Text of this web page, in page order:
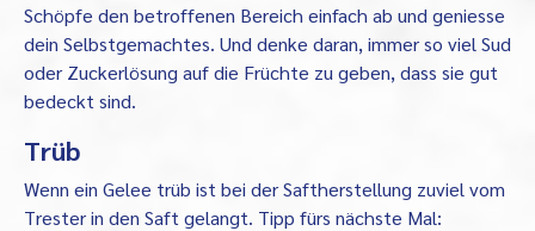
Schöpfe den betroffenen Bereich einfach ab und geniesse
dein Selbstgemachtes. Und denke daran, immer so viel Sud
oder Zuckerlösung auf die Früchte zu geben, dass sie gut
bedeckt sind.
Trüb
Wenn ein Gelee trüb ist bei der Saftherstellung zuviel vom
Trester in den Saft gelangt. Tipp fürs nächste Mal: